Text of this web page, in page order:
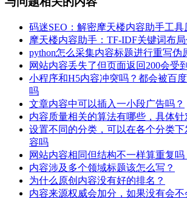
码迷SEO：解密摩天楼内容助手工具
摩天楼内容助手：TF-IDF关键词布
python怎么采集内容标题进行重写伪
网站内容丢失了但页面返回200会受
小程序和H5内容冲突吗？都会被百
吗
文章内容中可以插入一小段广告吗？
内容质量相关的算法有哪些，具体针
设置不同的分类，可以在各个分类
容吗
网站内容相同但结构不一样算重复吗
内容涉及多个领域标题该怎么写？
为什么原创内容没有好的排名？
内容来源权威会加分，如果没有会不